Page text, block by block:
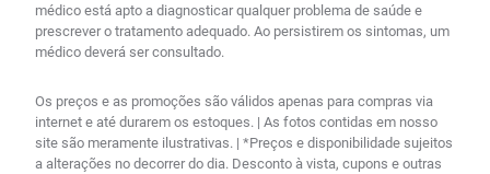
médico está apto a diagnosticar qualquer problema de saúde e
prescrever o tratamento adequado. Ao persistirem os sintomas, um
médico deverá ser consultado.
Os preços e as promoções são válidos apenas para compras via
internet e até durarem os estoques. | As fotos contidas em nosso
site são meramente ilustrativas. | *Preços e disponibilidade sujeitos
a alterações no decorrer do dia. Desconto à vista, cupons e outras